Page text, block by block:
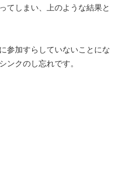
てしまい、上のような結果と
参加すらしていないことにな
ンクのし忘れです。